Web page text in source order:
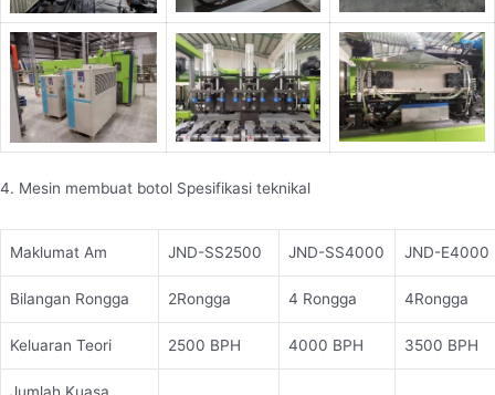
4. Mesin membuat botol Spesifikasi teknikal
Maklumat Am JND-SS2500 JND-SS4000 JND-E4000
Bilangan Rongga 2Rongga 4 Rongga 4Rongga
Keluaran Teori 2500 BPH 4000 BPH 3500 BPH